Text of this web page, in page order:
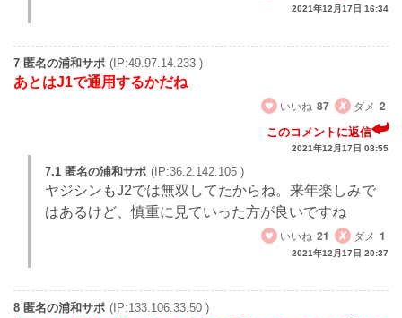
2021年12月17日 16:34
7 匿名の浦和サポ (IP:49.97.14.233 )
あとはJ1で通用するかだね
いいね 87 ダメ 2
このコメントに返信
2021年12月17日 08:55
7.1 匿名の浦和サポ (IP:36.2.142.105 )
ヤジシンもJ2では無双してたからね。来年楽しみで
はあるけど、慎重に見ていった方が良いですね
いいね 21 ダメ 1
2021年12月17日 20:37
8 匿名の浦和サポ (IP:133.106.33.50 )